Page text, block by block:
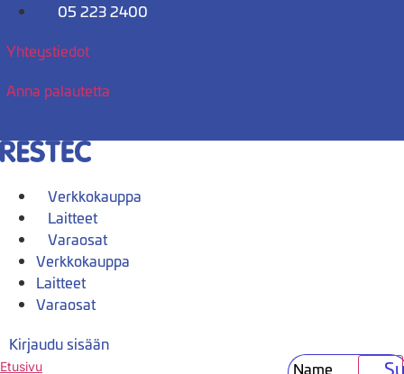
Mene
05 223 2400
Yhteystiedot
Anna palautetta
Verkkokauppa
Laitteet
Varaosat
Verkkokauppa
Laitteet
Varaosat
Kirjaudu sisään
Name
Etusivu